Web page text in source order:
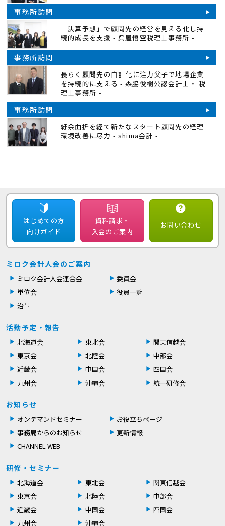
事務所訪問
「決算予想」で顧問先の経営を見える化し持
続的成長を支援 - 呉屋悟空税理士事務所 -
事務所訪問
長らく顧問先の自計化に注力父子で地場企業
を持続的に支える - 森脇俊樹公認会計士・ 税
理士事務所 -
事務所訪問
紆余曲折を経て新たなスタート顧問先の経理
環境改善に尽力 - shima会計 -
はじめての方
向けガイド
資料請求・
入会のご案内
お問い合わせ
ミロク会計人会のご案内
ミロク会計人会連合会
委員会
単位会
役員一覧
沿革
活動予定・報告
北海道会 東北会
関東信越会
東京会
北陸会
中部会
近畿会
中国会
四国会
九州会
沖縄会 統一研修会
お知らせ
オンデマンドセミナー
お役立ちページ
事務局からのお知らせ
更新情報
CHANNEL WEB
研修・セミナー
北海道会 東北会
関東信越会
東京会
北陸会
中部会
近畿会
中国会
四国会
九州会
沖縄会